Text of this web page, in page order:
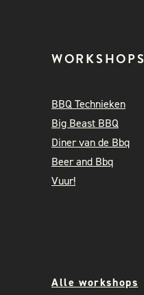
WORKSHOPS
BBQ Technieken
Big Beast BBQ
Diner van de Bbq
Beer and Bbq
Vuur!
Alle workshops